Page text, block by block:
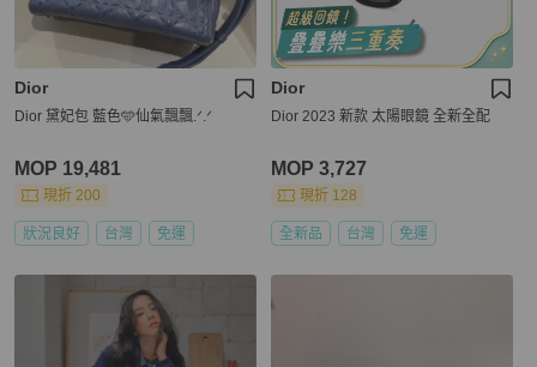
Dior
Dior 黛妃包 藍色🩵仙氣飄飄.ᐟ.ᐟ
MOP 19,481
現折 200
狀況良好 台灣 免運
Dior
Dior 2023 新款 太陽眼鏡 全新全配
MOP 3,727
現折 128
全新品 台灣 免運